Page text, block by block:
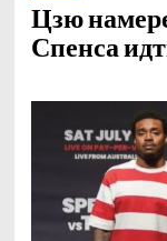
Цзю
Спенса